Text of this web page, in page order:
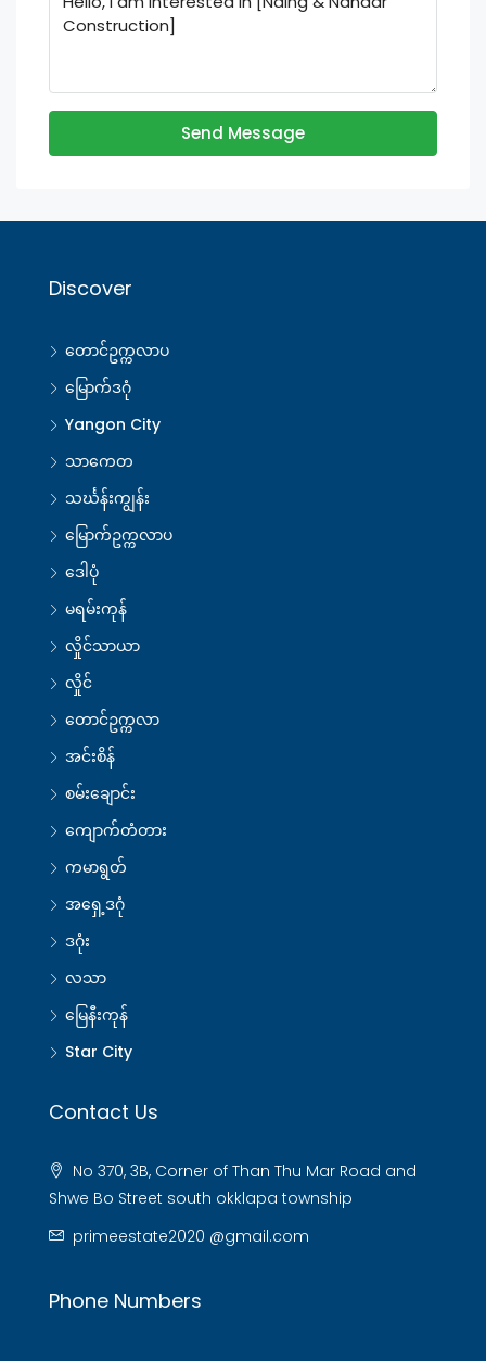
Send Message
Discover
တောင်ဥက္ကလာပ
မြောက်ဒဂုံ
Yangon City
သာကေတ
သင်္ဃန်းကျွန်း
မြောက်ဥက္ကလာပ
ဒေါပုံ
မရမ်းကုန်
လှိုင်သာယာ
လှိုင်
တောင်ဥက္ကလာ
အင်းစိန်
စမ်းချောင်း
ကျောက်တံတား
ကမာရွတ်
အရှေ့ဒဂုံ
ဒဂုံး
လသာ
မြေနီးကုန်
Star City
Contact Us
No 370, 3B, Corner of Than Thu Mar Road and
Shwe Bo Street south okklapa township
primeestate2020 @gmail.com
Phone Numbers